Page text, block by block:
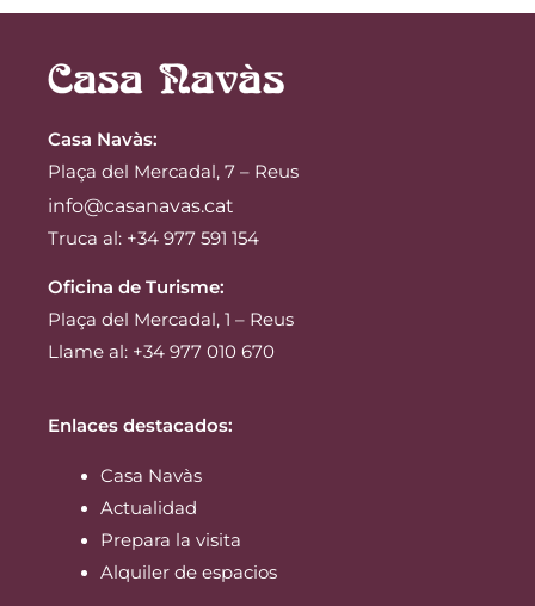
Casa Navàs:
Plaça del Mercadal, 7 – Reus
info@casanavas.cat
Truca al: +34 977 591 154
Oficina de Turisme:
Plaça del Mercadal, 1 – Reus
Llame al: +34 977 010 670
Enlaces destacados:
Casa Navàs
Actualidad
Prepara la visita
Alquiler de espacios